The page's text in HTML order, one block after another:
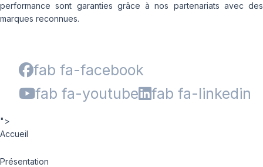
performance sont garanties grâce à nos partenariats avec des
marques reconnues.
fab fa-facebook
fab fa-youtube
fab fa-linkedin
">
Accueil
Présentation